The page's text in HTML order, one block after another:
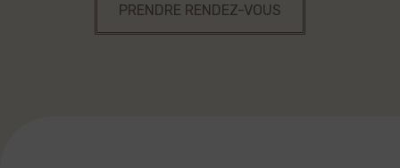
PRENDRE RENDEZ-VOUS